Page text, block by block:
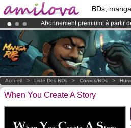
BDs,
Abonnement premium: à partir
Déjà 100000membreset 1000
LeKickstarter Amilova est
Accueil > Liste Des BDs > Comics/BDs >
When You Create A Story